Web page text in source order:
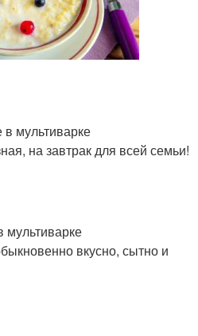
мультиварке
на завтрак для всей семьи!
вкусно, сытно и